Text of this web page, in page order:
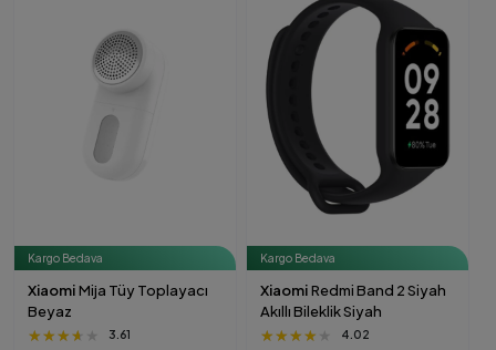
Kargo Bedava
XiaomiMija Tüy Toplayacı
Beyaz
★★★★★
★★★★★
★★★★★ 3.61
Kargo Bedava
XiaomiRedmi Band 2 Siyah
Akıllı Bileklik Siyah
★★★★★
★★★★★
★★★★★ 4.02